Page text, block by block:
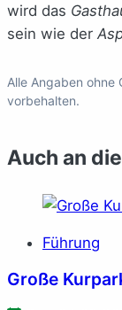
wird das
sein wie der
Alle Angaben ohne
vorbehalten.
Auch an
Führung
Große